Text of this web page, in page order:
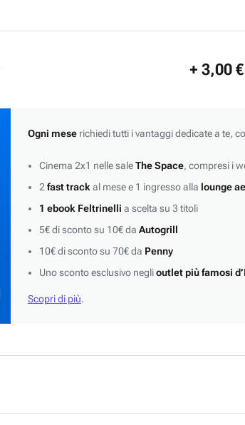
+ 3,00 €
Ogni meserichiedi tutti i vantaggi dedicate a te,
Cinema 2x1 nelle saleThe Space, compresi i
2 fast track al mese e 1 ingresso alla lounge
1 ebook Feltrinelli a scelta su 3 titoli
5€ di sconto su 10€ da Autogrill
10€ di sconto su 70€ da Penny
Uno sconto esclusivo neglioutlet più famosi
Scopri di più.